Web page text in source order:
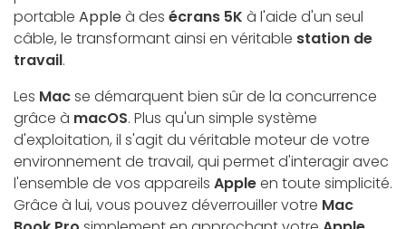
portable Appleà des écrans 5K à l'aide d'un seul
câble, le transformant ainsi en véritable station de
travail.
Les Macse démarquent bien sûr de la concurrence
grâce à macOS. Plus qu'un simple système
d'exploitation, il s'agit du véritable moteur de votre
environnement de travail, qui permet d'interagir avec
l'ensemble de vos appareils Appleen toute simplicité.
Grâce à lui, vous pouvez déverrouiller votre Mac